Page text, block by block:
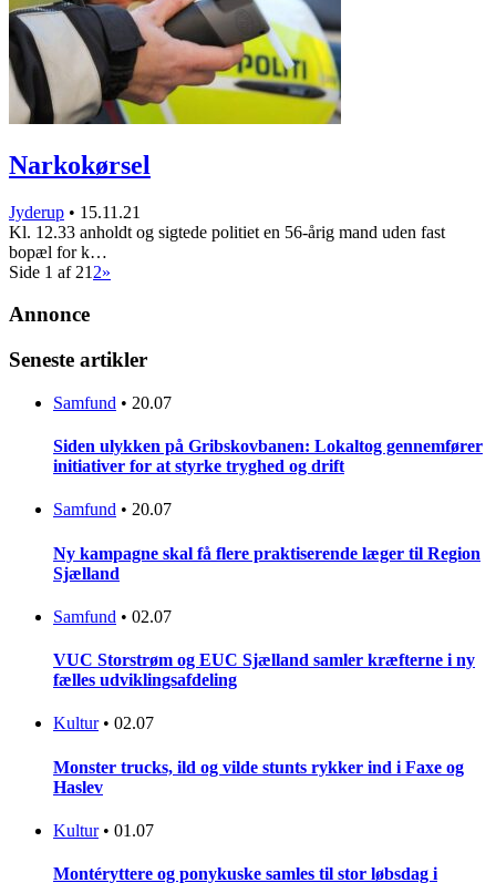
Narkokørsel
Jyderup • 15.11.21
Kl. 12.33 anholdt og sigtede politiet en 56-årig mand uden fast
bopæl for k…
Side 1 af 21 2»
Annonce
Seneste artikler
Samfund • 20.07
Siden ulykken på Gribskovbanen: Lokaltog gennemfører
initiativer for at styrke tryghed og drift
Samfund • 20.07
Ny kampagne skal få flere praktiserende læger til Region
Sjælland
Samfund • 02.07
VUC Storstrøm og EUC Sjælland samler kræfterne i ny
fælles udviklingsafdeling
Kultur • 02.07
Monster trucks, ild og vilde stunts rykker ind i Faxe og
Haslev
Kultur • 01.07
Montéryttere og ponykuske samles til stor løbsdag i